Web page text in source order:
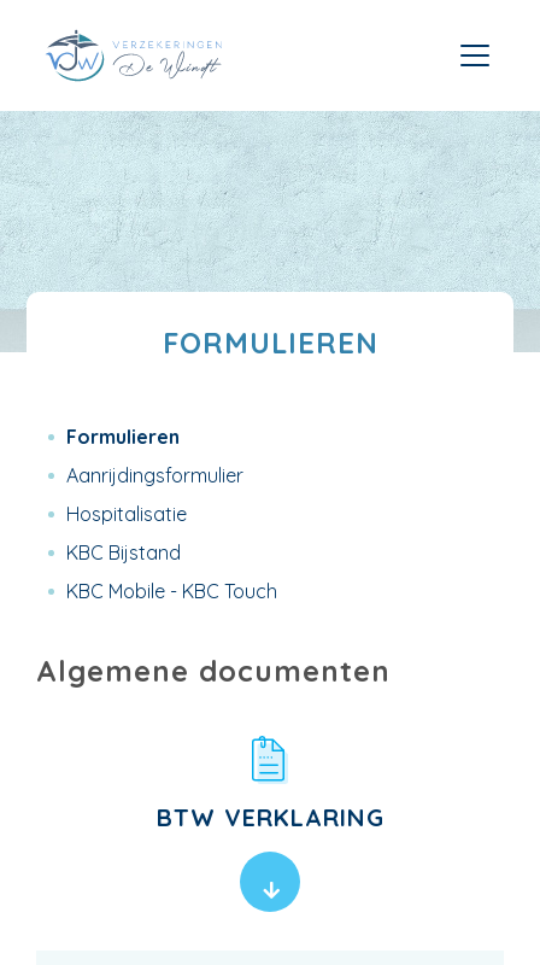
FORMULIEREN
Formulieren
Aanrijdingsformulier
Hospitalisatie
KBC Bijstand
KBC Mobile - KBC Touch
Algemene documenten
BTW VERKLARING